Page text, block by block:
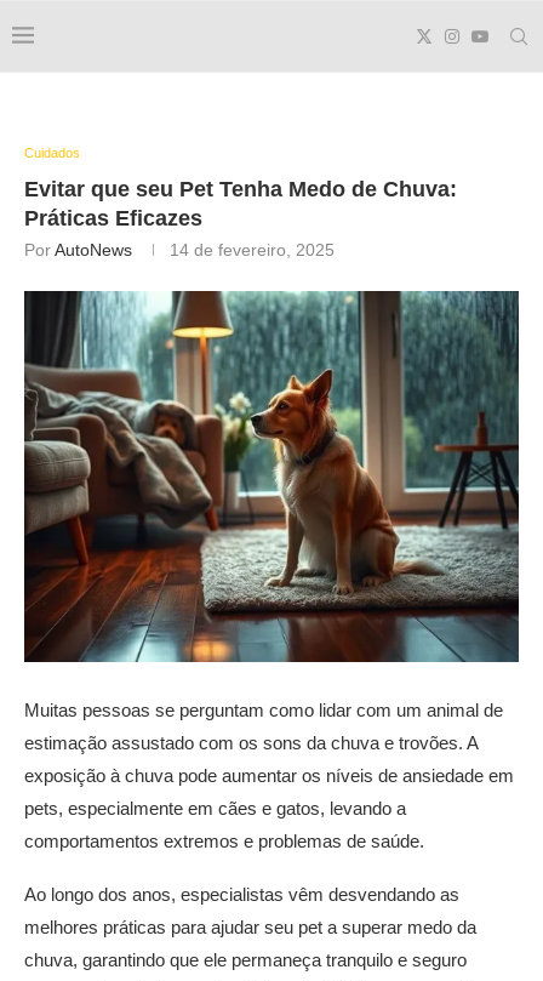
Cuidados
Evitar que seu Pet Tenha Medo de Chuva:
Práticas Eficazes
PorAutoNews 14 de fevereiro, 2025
Muitas pessoas se perguntam como lidar com um animal de
estimação assustado com os sons da chuva e trovões. A
exposição à chuva pode aumentar os níveis de ansiedade em
pets, especialmente em cães e gatos, levando a
comportamentos extremos e problemas de saúde.
Ao longo dos anos, especialistas vêm desvendando as
melhores práticas para ajudar seu pet a superar medo da
chuva, garantindo que ele permaneça tranquilo e seguro